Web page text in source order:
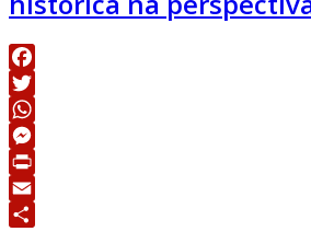
Facebook
Twitter
WhatsApp
Messenger
Print
Email